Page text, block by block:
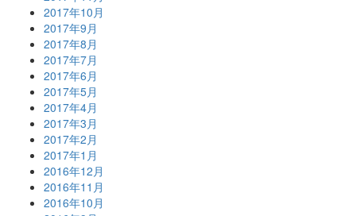
2017年10月
2017年9月
2017年8月
2017年7月
2017年6月
2017年5月
2017年4月
2017年3月
2017年2月
2017年1月
2016年12月
2016年11月
2016年10月